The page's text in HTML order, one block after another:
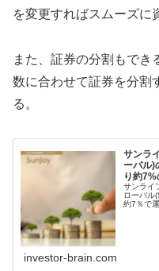
を変更すればスムーズに
また、証券の分割もでき
数に合わせて証券を分割
る。
サンラ
ーバル)
り約
サンライ
ローバル
約7％で
investor-brain.com